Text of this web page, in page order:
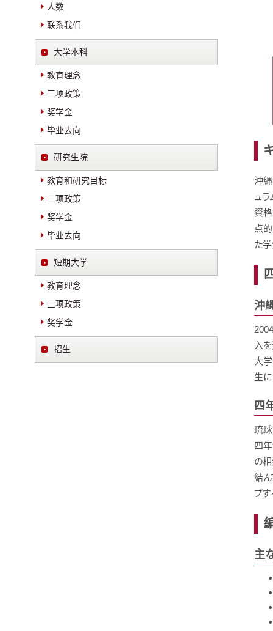
沖
ュ
資
点
た
沖
入
大
生
四
琉
四
の
結ん
プ
主
人数
联系我们
大学本科
教育理念
三项政策
奖学金
毕业去向
研究生院
教育和研究目标
三项政策
奖学金
毕业去向
短期大学
教育理念
三项政策
奖学金
招生